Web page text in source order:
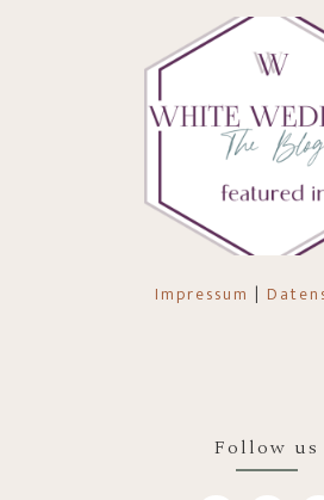
Impressum |
Follow us